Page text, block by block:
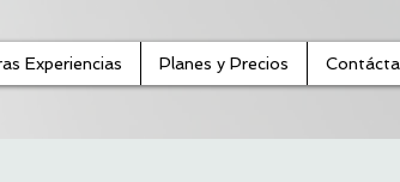
Experiencias Planes y Precios